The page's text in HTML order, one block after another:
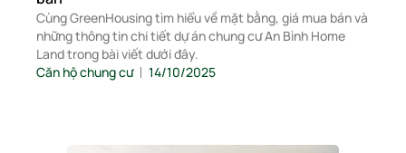
Cùng GreenHousing tìm hiểu về mặt bằng, giá mua bán và
những thông tin chi tiết dự án chung cư An Bình Home
Land trong bài viết dưới đây.
Căn hộ chung cư
14/10/2025